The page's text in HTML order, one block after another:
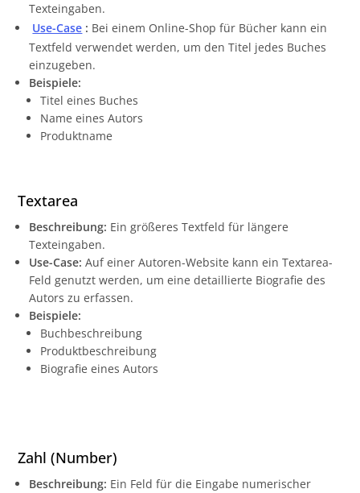
Texteingaben.
Use-Case : Bei einem Online-Shop für Bücher kann ein
Textfeld verwendet werden, um den Titel jedes Buches
einzugeben.
Beispiele:
Titel eines Buches
Name eines Autors
Produktname
Textarea
Beschreibung: Ein größeres Textfeld für längere
Texteingaben.
Use-Case:Auf einer Autoren-Website kann ein Textarea-
Feld genutzt werden, um eine detaillierte Biografie des
Autors zu erfassen.
Beispiele:
Buchbeschreibung
Produktbeschreibung
Biografie eines Autors
Zahl (Number)
Beschreibung: Ein Feld für die Eingabe numerischer